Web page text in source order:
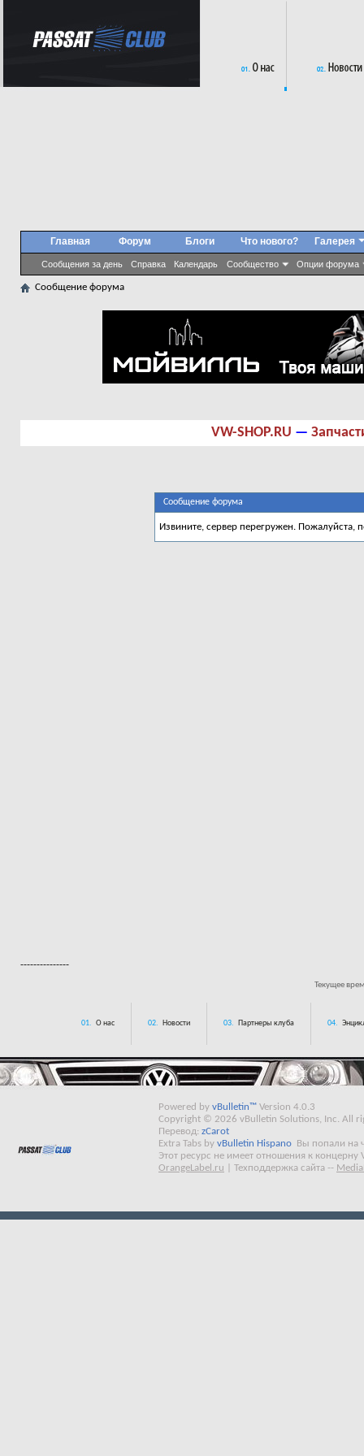
Главная Форум
Сообщения за день Справка Календарь Сообщество Опции форума
Блоги Что нового? Галерея
Сообщение форума
VW-SHOP.RU —
Сообщение форума
Извините, сервер перегружен. Пожалуйста,
---------------
Текущее
01. О нас 02. Новости 03. Партнеры клуба 04.
Powered by vBulletin™ Version 4.0.3
Copyright © 2026 vBulletin Solutions, Inc. All
Перевод: zCarot
Extra Tabs by vBulletin Hispano
Вы попали на
Этот ресурс не имеет отношения к концерну
OrangeLabel.ru
Техподдержка сайта --